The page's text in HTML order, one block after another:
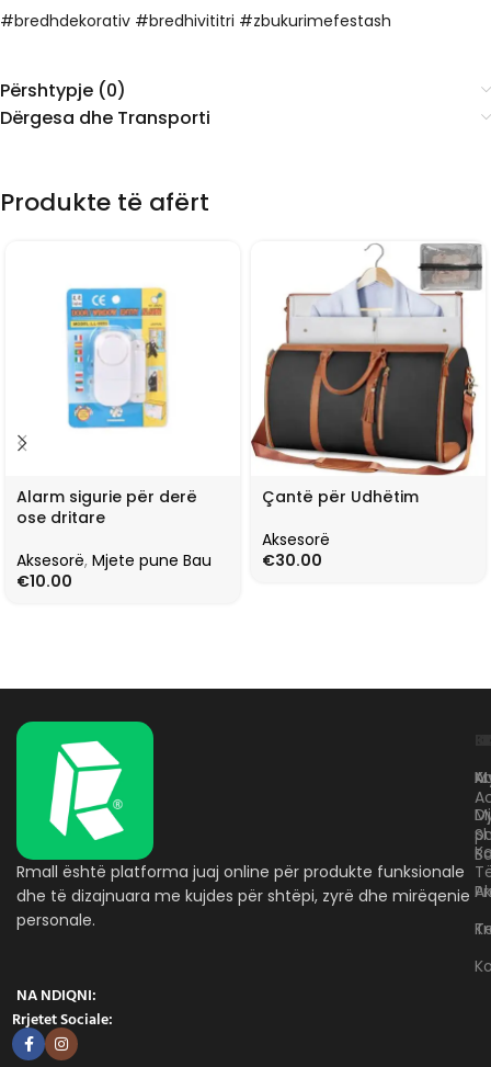
#bredhdekorativ #bredhivititri #zbukurimefestash
Përshtypje (0)
Dërgesa dhe Transporti
Produkte të afërt
Alarm sigurie për derë
ose dritare
Aksesorë, Mjete pune Bau
€10.00
Çantë për Udhëtim
Aksesorë
€30.00
Rmall është platforma juaj online për produkte funksionale
dhe të dizajnuara me kujdes për shtëpi, zyrë dhe mirëqenie
personale.
NA NDIQNI:
Rrjetet Sociale: